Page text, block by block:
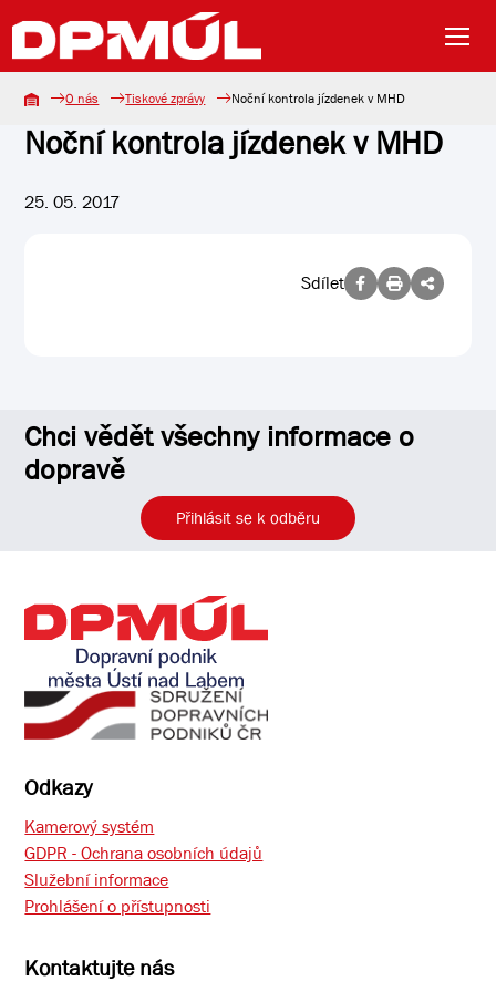
O nás Tiskové zprávy Noční kontrola jízdenek v MHD
Noční kontrola jízdenek v MHD
25. 05. 2017
Sdílet
Chci vědět všechny informace o
dopravě
Přihlásit se k odběru
Odkazy
Kamerový systém
GDPR - Ochrana osobních údajů
Služební informace
Prohlášení o přístupnosti
Kontaktujte nás